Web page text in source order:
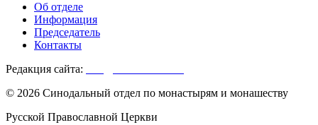
Об отделе
Информация
Председатель
Контакты
Редакция сайта:
© 2026 Синодальный отдел по монастырям и монашеству
Русской Православной Церкви